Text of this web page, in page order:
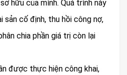
hữu của mình. Quá trình này
cố định, thu hồi công nợ,
chia phần giá trị còn lại
được thực hiện công khai,